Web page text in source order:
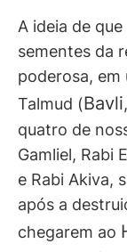
A ideia de
sementes da
poderosa, em
Talmud (Bavli,
quatro de
Gamliel, Rabi
e Rabi Akiva,
após a
chegarem ao